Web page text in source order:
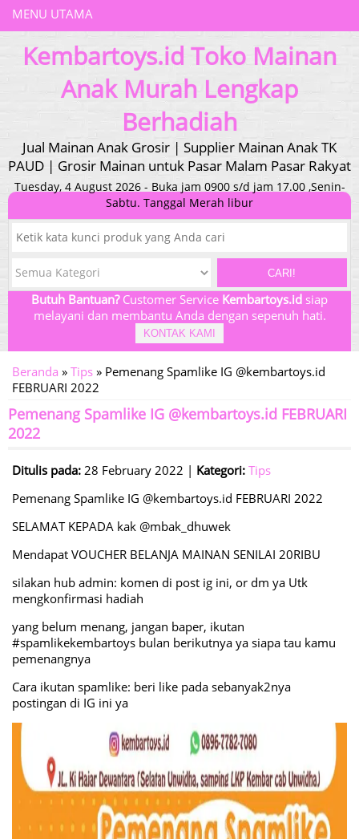
MENU UTAMA
Kembartoys.id Toko Mainan
Anak Murah Lengkap
Berhadiah
Jual Mainan Anak Grosir | Supplier Mainan Anak TK
PAUD | Grosir Mainan untuk Pasar Malam Pasar Rakyat
Tuesday, 4 August 2026 - Buka jam 0900 s/d jam 17.00 ,Senin-
Sabtu. Tanggal Merah libur
CARI!
Butuh Bantuan?Customer Service Kembartoys.id siap
melayani dan membantu Anda dengan sepenuh hati.
KONTAK KAMI
Beranda » Tips » Pemenang Spamlike IG @kembartoys.id
FEBRUARI 2022
Pemenang Spamlike IG @kembartoys.id FEBRUARI
2022
Ditulis pada: 28 February 2022 | Kategori: Tips
Pemenang Spamlike IG @kembartoys.id FEBRUARI 2022
SELAMAT KEPADA kak @mbak_dhuwek
Mendapat VOUCHER BELANJA MAINAN SENILAI 20RIBU
silakan hub admin: komen di post ig ini, or dm ya Utk
mengkonfirmasi hadiah
yang belum menang, jangan baper, ikutan
#spamlikekembartoys bulan berikutnya ya siapa tau kamu
pemenangnya
Cara ikutan spamlike: beri like pada sebanyak2nya
postingan di IG ini ya